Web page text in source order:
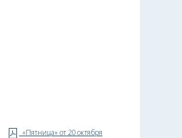
«Пятница» от 20 октября